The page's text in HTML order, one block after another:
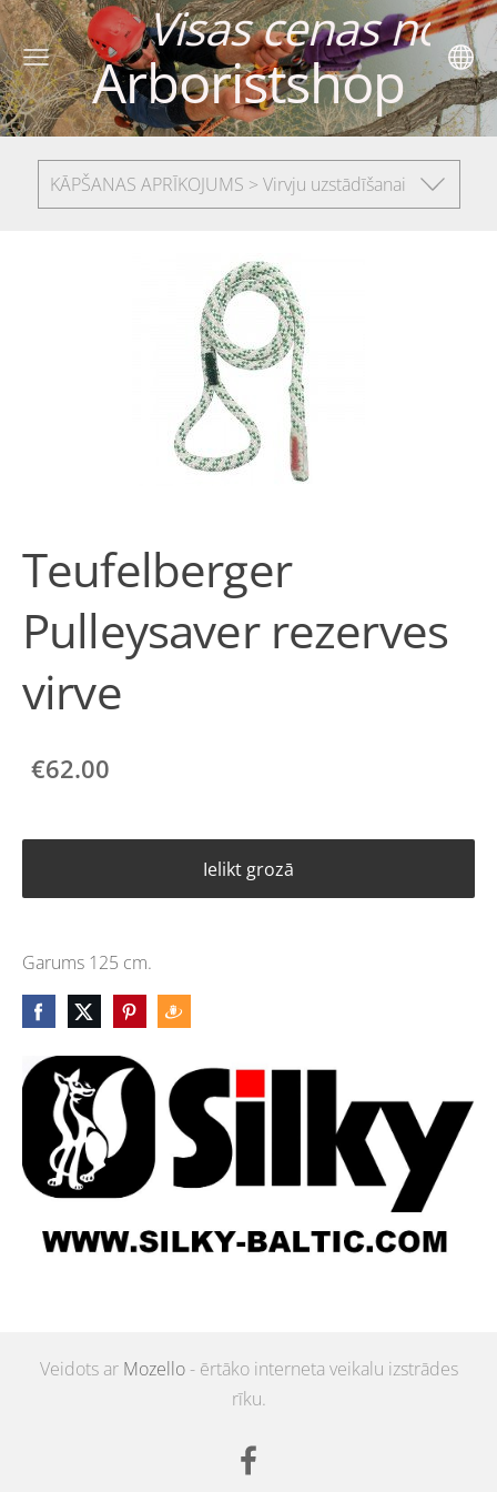
norādītas
Arboristshop
KĀPŠANAS APRĪKOJUMS > Virvju uzstādīšanai
Teufelberger
Pulleysaver rezerves
virve
€62.00
Ielikt grozā
Garums 125 cm.
Veidots ar Mozello- ērtāko interneta veikalu izstrādes
rīku.